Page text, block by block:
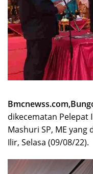
dikecematan Pelepat
Mashuri SP, ME
Ilir, Selasa (09/08/22).